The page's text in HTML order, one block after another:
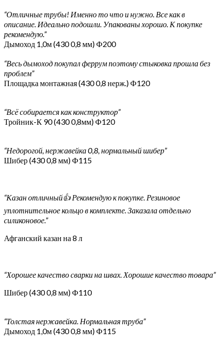
“Отличные трубы! Именно то что и нужно. Все как в
описание. Идеально подошли. Упакованы хорошо. К покупке
рекомендую.”
Дымоход 1,0м (430 0,8 мм) Ф200
“Весь дымоход покупал феррум поэтому стыковка прошла без
проблем”
Площадка монтажная (430 0,8 нерж.) Ф120
“Всё собирается как конструктор”
Тройник-К 90 (430 0,8мм) Ф120
“Недорогой, нержавейка 0,8, нормальный шибер”
Шибер (430 0,8 мм) Ф115
“Казан отличный👍 Рекомендую к покупке. Резиновое
уплотнительное кольцо в комплекте. Заказала отдельно
силиконовое.”
Афганский казан на 8 л
“Хорошее качество сварки на швах. Хорошие качество товара”
Шибер (430 0,8 мм) Ф110
“Толстая нержавейка. Нормальная труба”
Дымоход 1,0м (430 0,8 мм) Ф115